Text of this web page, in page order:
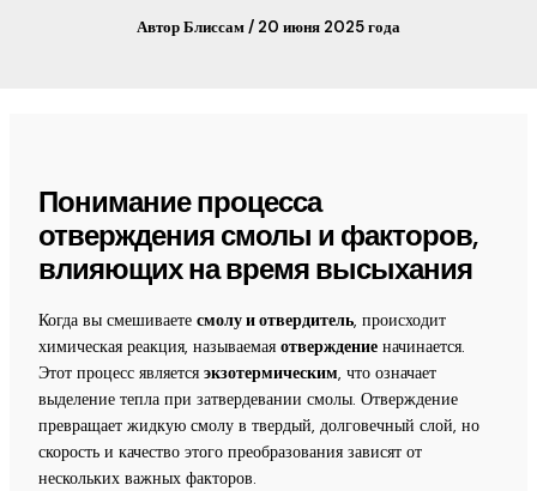
АвторБлиссам/ 20 июня 2025 года
Понимание процесса
отверждения смолы и факторов,
влияющих на время высыхания
Когда вы смешиваете смолу и отвердитель, происходит
химическая реакция, называемая отверждениеначинается.
Этот процесс является экзотермическим, что означает
выделение тепла при затвердевании смолы. Отверждение
превращает жидкую смолу в твердый, долговечный слой, но
скорость и качество этого преобразования зависят от
нескольких важных факторов.